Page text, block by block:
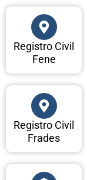
Registro Civil
Fene
Registro Civil
Frades